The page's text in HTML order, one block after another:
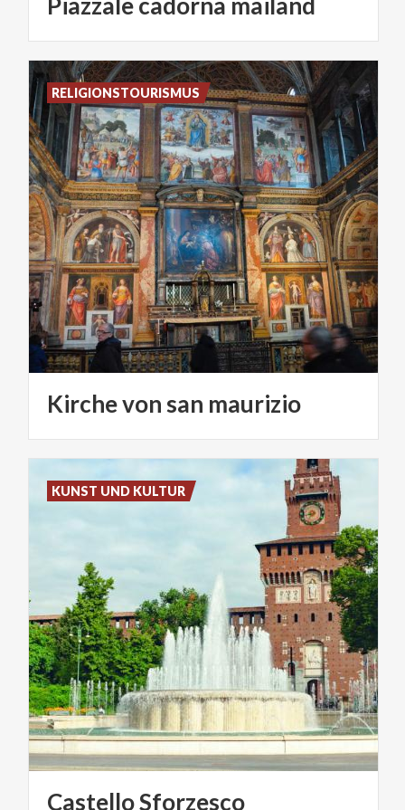
Kirchevon san maurizio
RELIGIONSTOURISMUS
CastelloSforzesco
KUNST UND KULTUR